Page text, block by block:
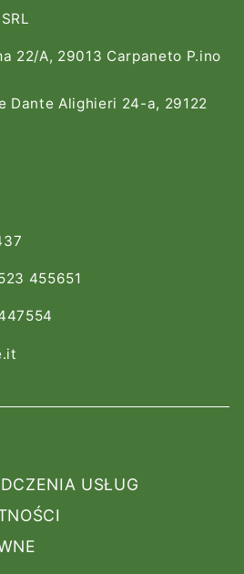
22/A, 29013 Carpaneto P.ino
Dante Alighieri 24-a, 29122
455651
USŁUG